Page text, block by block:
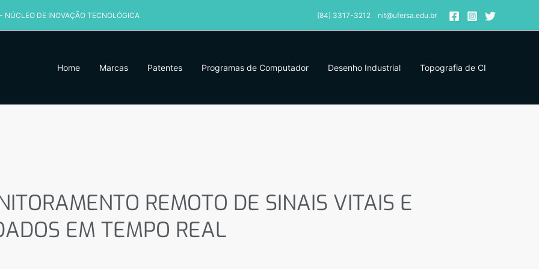
NÚCLEO DE INOVAÇÃO TECNOLÓGICA (84) 3317-3212 nit@ufersa.edu.br
Home Marcas Patentes Programas de Computador Desenho Industrial Topografia de CI
REMOTO DE SINAIS VITAIS E
EM TEMPO REAL